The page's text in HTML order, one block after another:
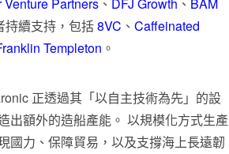
續支持，包括8VC 、 Caffeinated
Templeton 。
正透過其「以自主技術為先」的設
出額外的造船產能。 以規模化方式生產
國力、保障貿易，以及支撐海上長遠韌